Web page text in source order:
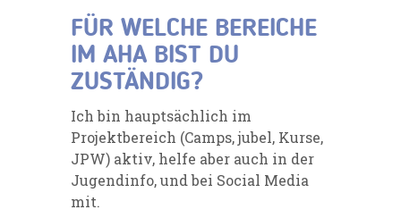
FÜR WELCHE BEREICHE
IM AHA BIST DU
ZUSTÄNDIG?
Ich bin hauptsächlich im
Projektbereich (Camps, jubel, Kurse,
JPW) aktiv, helfe aber auch in der
Jugendinfo, und bei Social Media
mit.